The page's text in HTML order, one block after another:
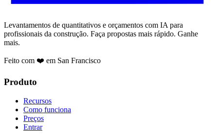
Levantamentos de quantitativos e orçamentos com IA para
profissionais da construção. Faça propostas mais rápido. Ganhe
mais.
Feito com ❤️ em San Francisco
Produto
Recursos
Como funciona
Preços
Entrar